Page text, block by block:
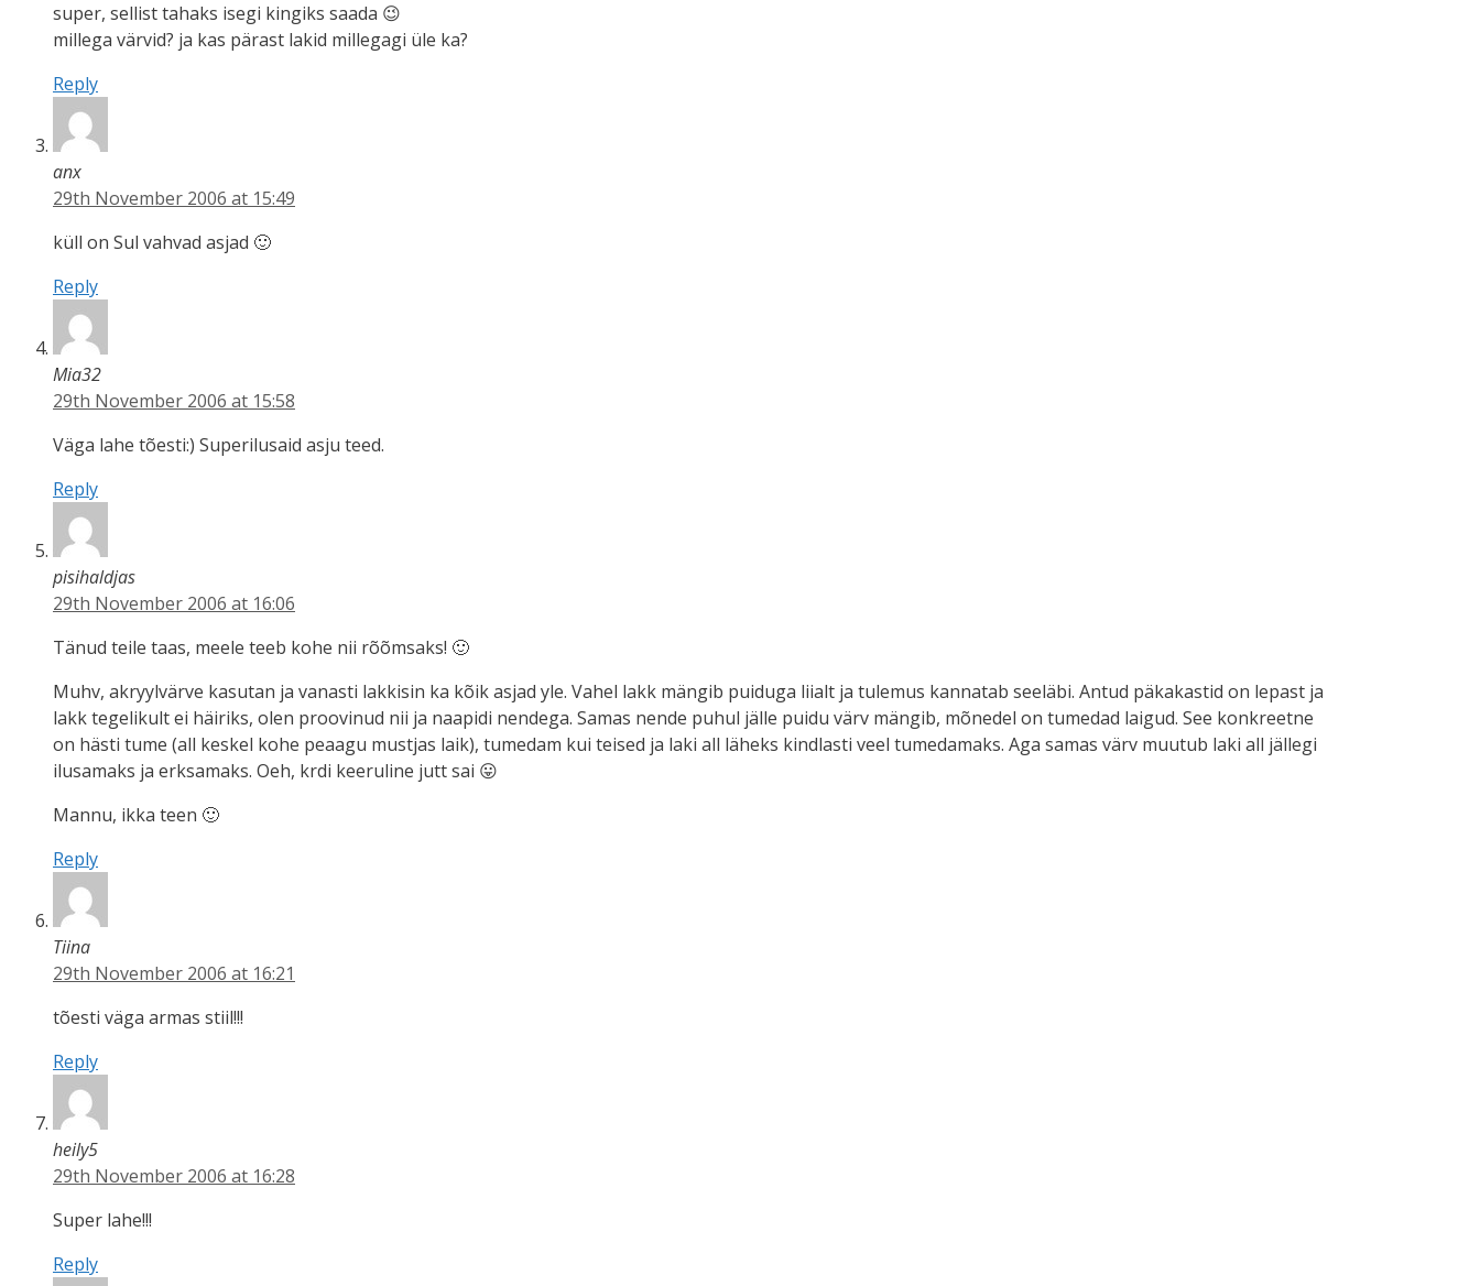
super, sellist tahaks isegi kingiks saada 😉
millega värvid? ja kas pärast lakid millegagi üle ka?
Reply
anx
29th November 2006 at 15:49
küll on Sul vahvad asjad 🙂
Reply
Mia32
29th November 2006 at 15:58
Väga lahe tõesti:) Superilusaid asju teed.
Reply
pisihaldjas
29th November 2006 at 16:06
Tänud teile taas, meele teeb kohe nii rõõmsaks! 🙂
Muhv, akryylvärve kasutan ja vanasti lakkisin ka kõik asjad yle. Vahel lakk mängib puiduga liialt ja tulemus kannatab seeläbi. Antud päkakastid on lepast ja
lakk tegelikult ei häiriks, olen proovinud nii ja naapidi nendega. Samas nende puhul jälle puidu värv mängib, mõnedel on tumedad laigud. See konkreetne
on hästi tume (all keskel kohe peaagu mustjas laik), tumedam kui teised ja laki all läheks kindlasti veel tumedamaks. Aga samas värv muutub laki all jällegi
ilusamaks ja erksamaks. Oeh, krdi keeruline jutt sai 😛
Mannu, ikka teen 🙂
Reply
Tiina
29th November 2006 at 16:21
tõesti väga armas stiil!!!
Reply
heily5
29th November 2006 at 16:28
Super lahe!!!
Reply